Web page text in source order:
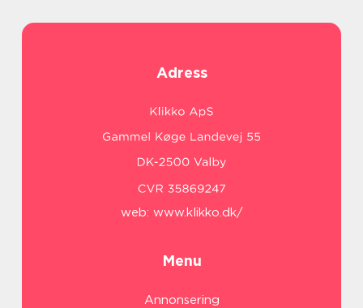
Adress
web: www.klikko.dk/
Menu
Annonsering